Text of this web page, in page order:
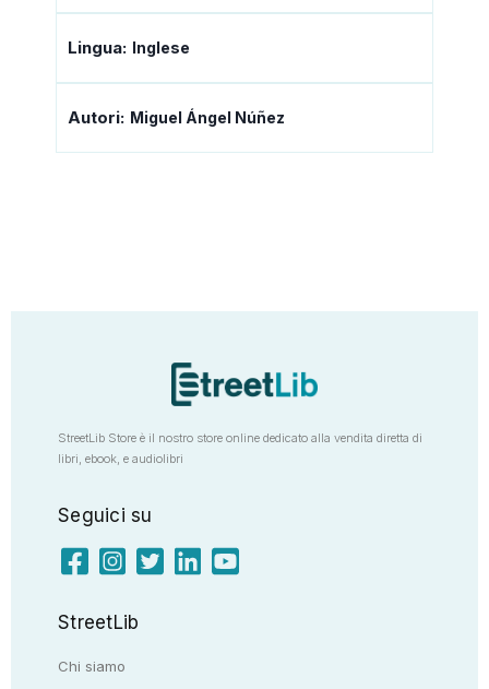
Lingua: Inglese
Autori: Miguel Ángel Núñez
StreetLib Store è il nostro store online dedicato alla vendita diretta di
libri, ebook, e audiolibri
Seguici su
StreetLib
Chi siamo